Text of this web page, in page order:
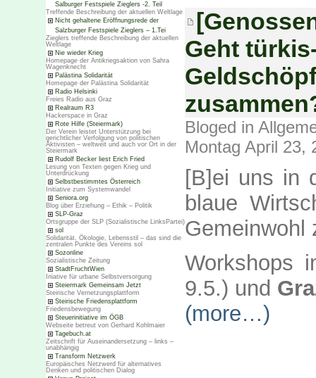
Salburger Festspiele Zieglers -2. Teil
Treffende Beschreibung der aktuellen Weltlage
Nicht gehaltene Eröffnungsrede der
Salzburger Festspiele Zieglers – 1.Tei
Zieglers treffende Beschreibung der aktuellen
Weltlage
Nie wieder Krieg
Homepage der Antikriegsaktion von Sahra
Wagenknecht
Palästina Solidarität
Homepage der Palästina Solidarität
Radio Helsinki
Freies Radio aus Graz
Realraum R3
Hackerspace in Graz
Rote Hilfe (Steiermark)
Der Verein leistet Unterstützung bei
gerichtlicher Verfolgung von politischen
Aktivisten – weltweit und auch vor Ort in der
Steiermark
Rudolf Becker liest Erich Fried
Lesung von Texten gegen Krieg und
Unterdrückung
Selbstbestimmtes Österreich
Initiative zum Systemwandel
Seniora.org
Blog über Erziehung – Ethik – Politik
SLP-Graz
Ortsgruppe der SLP (Sozialistische LinksPartei)
sol
Solidarität, Ökologie, Lebensstil – das sind die
zentralen Punkte des Vereins sol
Sozonline
Sozialistische Zeitung
StadtFruchtWien
Iniative für urbane Selbstversorgung
Steiermark Gemeinsam Jetzt
Steirische Vernetzungsplattform
Steirische Friedensplattform
Friedensbewegung
Steuerinitiative im ÖGB
Webseite betreut von Gerhard Kohlmaier
Tagebuch.at
Zeitschrift für Auseinandersetzung – links –
unabhängig
Transform Netzwerk
Europäisches Netzwerd für alternatives
Denken und politischen Dialog
Geht
Bloged in
Montag April 23,
[B]ei uns in
blaue
Gemeinwohl
Workshops
9.5.) und
(more…)